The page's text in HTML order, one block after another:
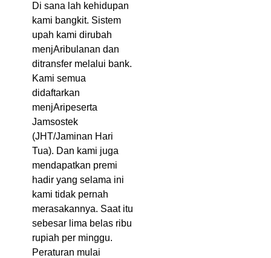
Di sana lah kehidupan
kami bangkit. Sistem
upah kami dirubah
menjAribulanan dan
ditransfer melalui bank.
Kami semua
didaftarkan
menjAripeserta
Jamsostek
(JHT/Jaminan Hari
Tua). Dan kami juga
mendapatkan premi
hadir yang selama ini
kami tidak pernah
merasakannya. Saat itu
sebesar lima belas ribu
rupiah per minggu.
Peraturan mulai